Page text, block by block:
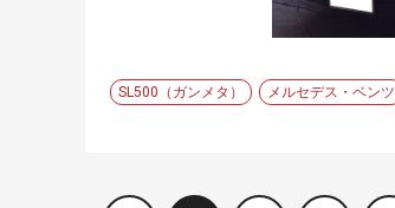
SL500（ガンメタ） メルセデス・ベンツ